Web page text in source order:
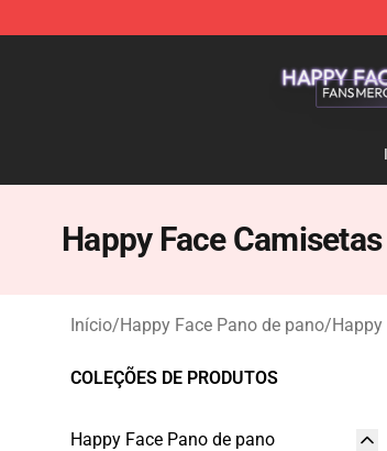
Happy Face Camisetas
Início/Happy Face Pano de pano/Happy
COLEÇÕES DE PRODUTOS
Happy Face Pano de pano